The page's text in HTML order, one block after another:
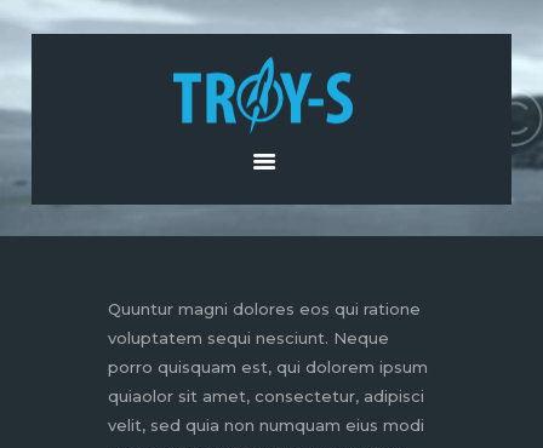
O NAMA
PROIZVODI I USLUGE
AKTUELNOSTI
Quuntur magni dolores eos qui ratione
voluptatem sequi nesciunt. Neque
porro quisquam est, qui dolorem ipsum
quiaolor sit amet, consectetur, adipisci
velit, sed quia non numquam eius modi